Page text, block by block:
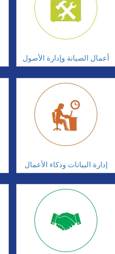
أعمال الصيانة وإدارة الأصول
إدارة البيانات وذكاء الأعمال